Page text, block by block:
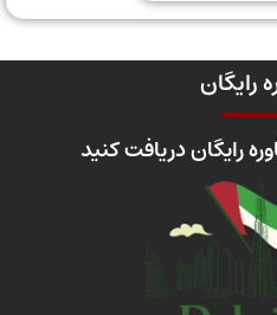
رایگان
رایگان دریافت کنید